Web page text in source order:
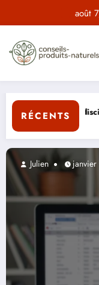
contenu
août
RÉCENTS
discipliner la barbe